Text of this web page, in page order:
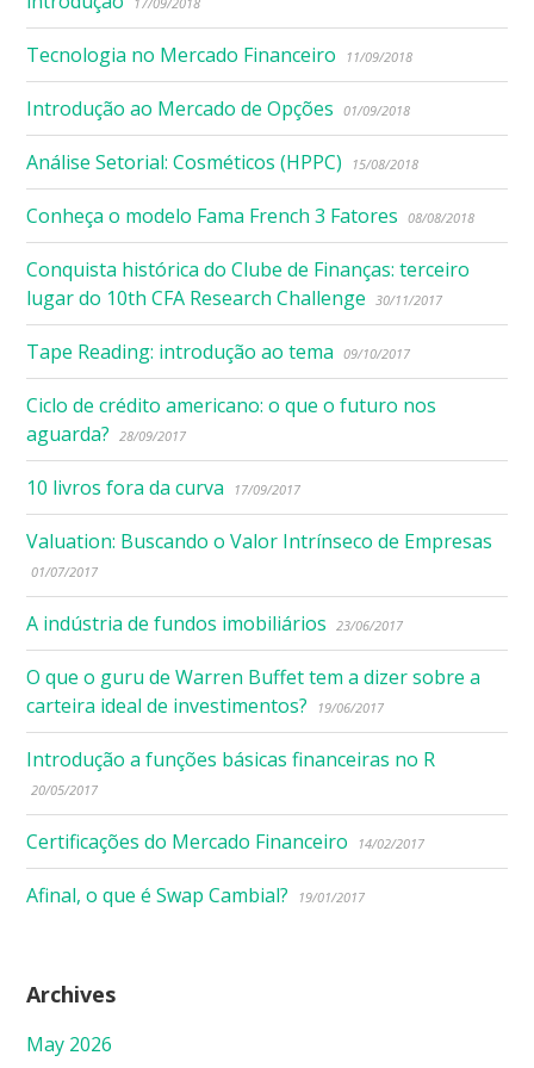
Tecnologia no Mercado Financeiro 11/09/2018
Introdução ao Mercado de Opções 01/09/2018
Análise Setorial: Cosméticos (HPPC) 15/08/2018
Conheça o modelo Fama French 3 Fatores 08/08/2018
Conquista histórica do Clube de Finanças: terceiro
lugar do 10th CFA Research Challenge
30/11/2017
Tape Reading: introdução ao tema 09/10/2017
Ciclo de crédito americano: o que o futuro nos
aguarda?
28/09/2017
10 livros fora da curva 17/09/2017
Valuation: Buscando o Valor Intrínseco de Empresas
01/07/2017
A indústria de fundos imobiliários 23/06/2017
O que o guru de Warren Buffet tem a dizer sobre a
carteira ideal de investimentos?
19/06/2017
Introdução a funções básicas financeiras no R
20/05/2017
Certificações do Mercado Financeiro 14/02/2017
Afinal, o que é Swap Cambial? 19/01/2017
Archives
May 2026